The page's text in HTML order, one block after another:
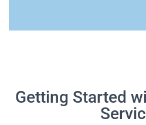
Getting Started